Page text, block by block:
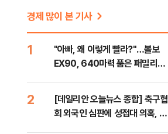
경제 많이 본 기사
1
"아빠, 왜 이렇게 빨라?"…볼보
EX90, 640마력 품은 패밀리카
2
[데일리안 오늘뉴스 종합] 축구협
회 외국인 심판에 성접대 의혹, 李